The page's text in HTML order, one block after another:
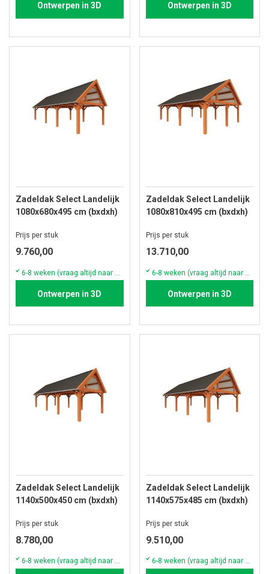
Ontwerpen in 3D Ontwerpen in 3D
Zadeldak Select Landelijk
1080x680x495 cm (bxdxh)
Prijs per stuk
9.760,00
Ontwerpen in 3D
Zadeldak Select Landelijk
1080x810x495 cm (bxdxh)
Prijs per stuk
13.710,00
Ontwerpen in 3D
Zadeldak Select Landelijk
1140x500x450 cm (bxdxh)
Prijs per stuk
8.780,00
6-8 weken (vraag altijd naar de actuele voorraad & levertijd)
Zadeldak Select Landelijk
1140x575x485 cm (bxdxh)
Prijs per stuk
9.510,00
6-8 weken (vraag altijd naar de actuele voorraad & levertijd)